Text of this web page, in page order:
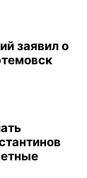
заявил о